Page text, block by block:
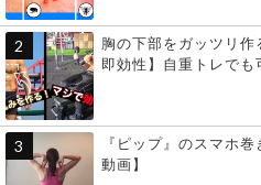
胸の下部をガッツリ
即効性】自重トレでも
『ピップ』のスマホ
動画】